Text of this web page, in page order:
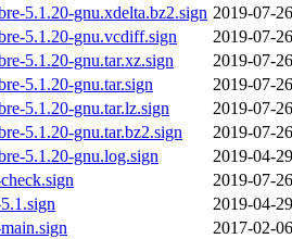
5.1.20-gnu.xdelta.bz2.sign 2019-07-
5.1.20-gnu.vcdiff.sign
2019-07-
5.1.20-gnu.tar.xz.sign
2019-07-
5.1.20-gnu.tar.sign
2019-07-
5.1.20-gnu.tar.lz.sign
2019-07-
5.1.20-gnu.tar.bz2.sign
2019-07-
5.1.20-gnu.log.sign
2019-04-
2019-07-
2019-04-
2017-02-